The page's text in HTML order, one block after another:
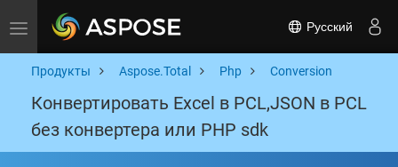
Toggle navigation Русский
Продукты Aspose.Total Php Conversion
Конвертировать Excel в PCL,JSON в PCL
без конвертера или PHP sdk